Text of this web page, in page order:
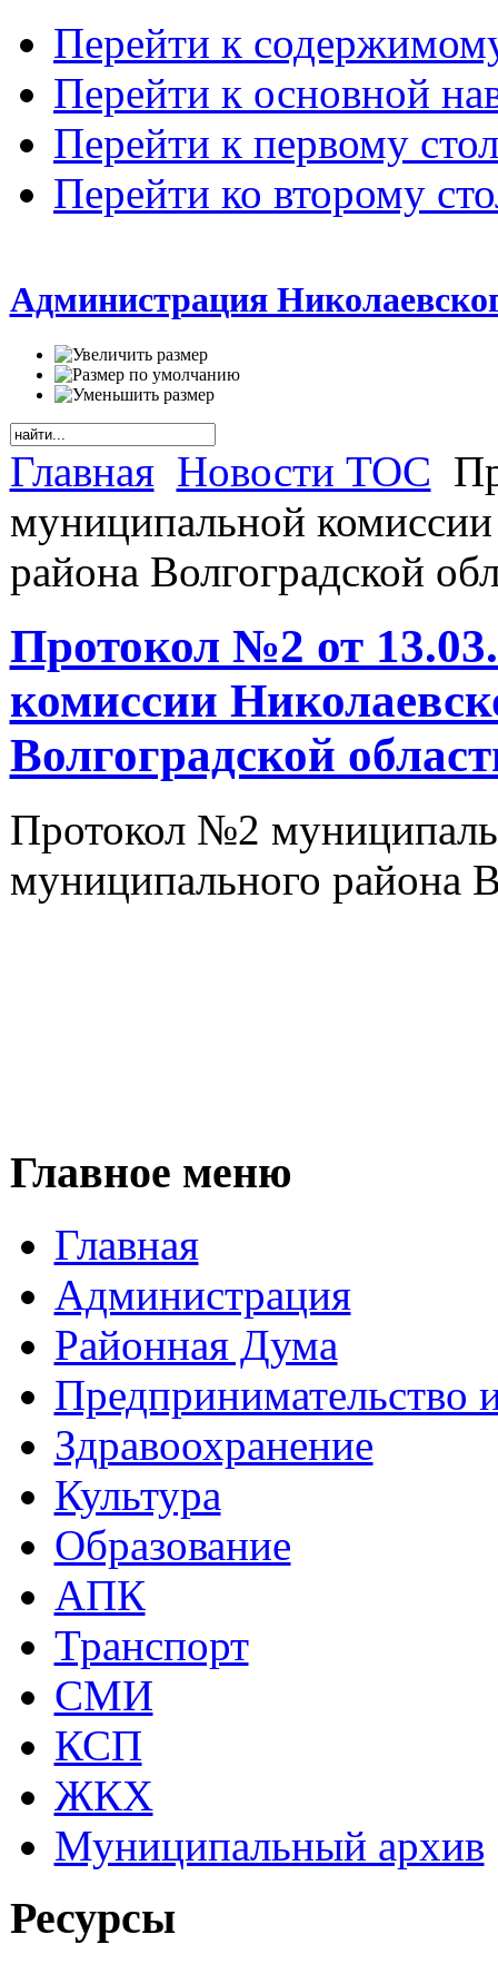
Перейти к
Перейти к основной
Перейти к первому
Перейти ко второму
Администрация
Главная Новости ТОС
муниципальной
района Волгоградской
Протокол №2 от
комиссии
Волгоградской
Протокол №2
муниципального района
Главное меню
Главная
Администрация
Районная Дума
Предпринимательство
Здравоохранение
Культура
Образование
АПК
Транспорт
СМИ
КСП
ЖКХ
Муниципальный архив
Ресурсы